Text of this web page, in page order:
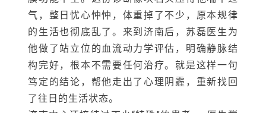
了往日的生活状态。
济南中心还接待过不少“特殊”的患者——医生群
体。一位来自青岛的血管外科医生多年前曾接
受过点式剥脱手术，表面症状虽有缓解，但高
位返流的问题始终没能解决，近期还出现了复
发迹象。作为在血管外科的工作多年的“圈内
人”，他对病情复杂度、治疗方案的认知远超普